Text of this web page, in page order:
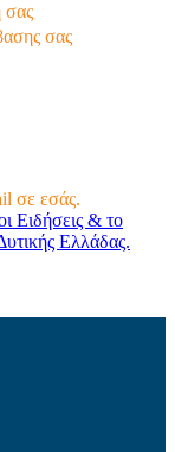
σας
σας
σε εσάς.
Ειδήσεις & το
Ελλάδας.